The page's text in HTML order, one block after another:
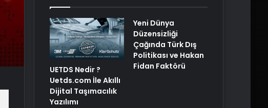
UETDS Nedir ?
Uetds.com İle Akıllı
Dijital Taşımacılık
Yazılımı
Yeni Dünya
Düzensizliği
Çağında Türk Dış
Politikası ve Hakan
Fidan Faktörü